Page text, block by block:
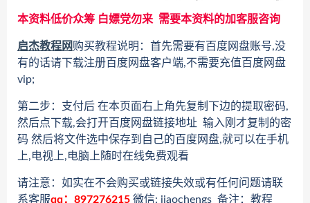
本资料低价众筹 白嫖党勿来 需要本资料的加客服咨询
启杰教程网购买教程说明：首先需要有百度网盘账号,没
有的话请下载注册百度网盘客户端,不需要充值百度网盘
vip;
第二步：支付后 在本页面右上角先复制下边的提取密码,
然后点下载,会打开百度网盘链接地址 输入刚才复制的密
码 然后将文件选中保存到自己的百度网盘,就可以在手机
上,电视上,电脑上随时在线免费观看
请注意：如实在不会购买或链接失效或有任何问题请联
系客服qq：897276215 微信: jiaochengs 备注：教程